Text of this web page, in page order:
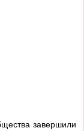
завершили